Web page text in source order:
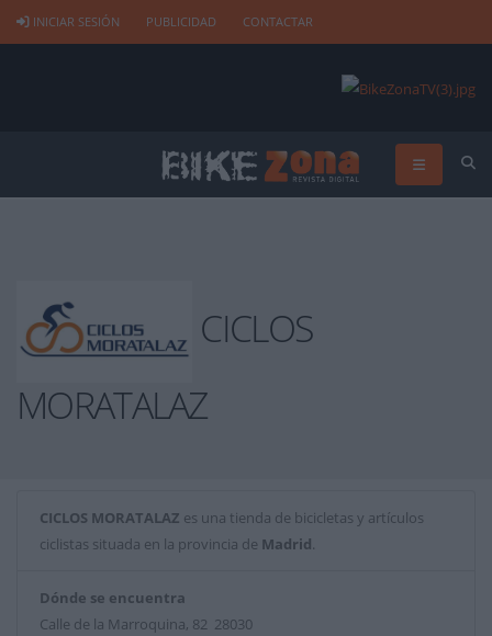
INICIAR SESIÓN PUBLICIDAD CONTACTAR
CICLOS
MORATALAZ
CICLOS MORATALAZ es una tienda de bicicletas y artículos
ciclistas situada en la provincia de Madrid.
Dónde se encuentra
Calle de la Marroquina, 82 28030